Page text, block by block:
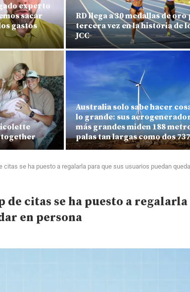
experto
sacar
gastos
RD llega a 30 medallas de
tercera vez en la historia de
JCC
Australia solo sabe hacer
lo grande: sus
más grandes miden 188
palas tan largas como dos 737
citas se ha puesto a regalarla para que sus usuarios puedan
de citas se ha puesto a regalarla
en persona